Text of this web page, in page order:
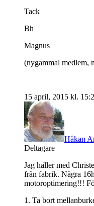
Tack
Bh
Magnus
(nygammal medlem,
15 april, 2015 kl.
Håkan
Deltagare
Jag håller med
från fabrik. Några
motoroptimering!!!
1. Ta bort